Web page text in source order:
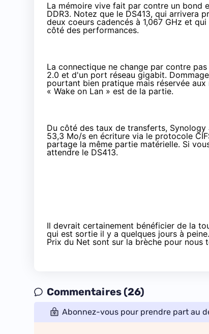
La mémoire vive fait par contre un bond
DDR3. Notez que le DS413, qui arrivera
deux coeurs cadencés à 1,067 GHz et
côté des performances.
La connectique ne change par contre
2.0 et d'un port réseau gigabit.
pourtant bien pratique mais réservée
« Wake on Lan » est de la partie.
Du côté des taux de transferts,
53,3 Mo/s en écriture via le protocole
partage la même partie matérielle. Si
attendre le DS413.
Il devrait certainement bénéficier de la
qui est sortie il y a quelques jours à peine
Prix du Net sont sur la brèche pour nous
Commentaires (26)
Abonnez-vous pour prendre part au